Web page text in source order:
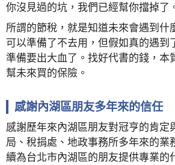
你沒見過的坑，我們已經幫你擋掉了
所謂的節稅，就是知道未來會遇到什
可以準備了不去用，但假如真的遇到
準備要出大血了。找好代書的錢，本
幫未來買的保險。
感謝內湖區朋友多年來的信任
感謝歷年來內湖區朋友對冠亨的肯定
局、稅捐處、地政事務所多年來的業
續為台北市內湖區的朋友提供專業的